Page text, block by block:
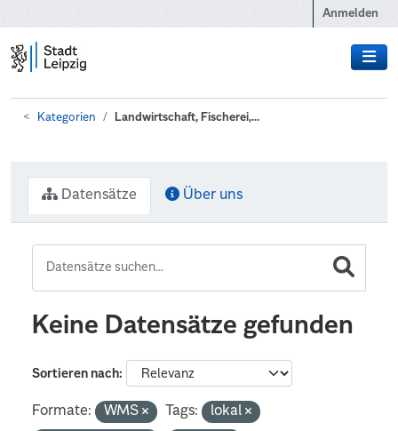
Anmelden
Kategorien Landwirtschaft, Fischerei,...
Datensätze Über uns
Keine Datensätze gefunden
Sortieren nach
Formate: WMS Tags:
lokal